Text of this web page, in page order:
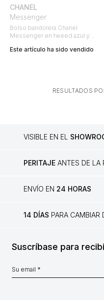
CHANEL
Messenger
Bolso bandolera Chanel
Messenger en tweed azul y
Este artículo ha sido vendido
RESULTADOS
VISIBLE EN EL
PERITAJE ANTES DE LA
ENVÍO EN 24 HORAS
14 DÍAS PARA CAMBIAR
Suscríbase para